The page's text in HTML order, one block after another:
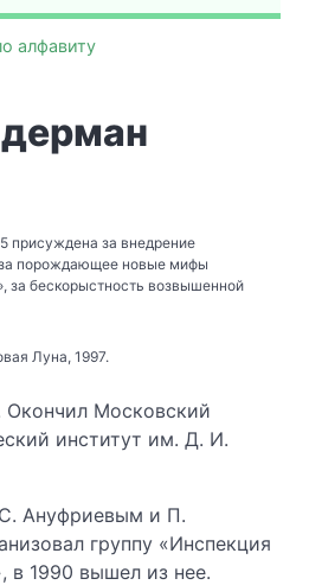
алфавиту
присуждена за внедрение
за порождающее новые мифы
за бескорыстность возвышенной
Луна, 1997.
Окончил Московский
институт им. Д. И.
Ануфриевым и П.
группу «Инспекция
в 1990 вышел из нее.